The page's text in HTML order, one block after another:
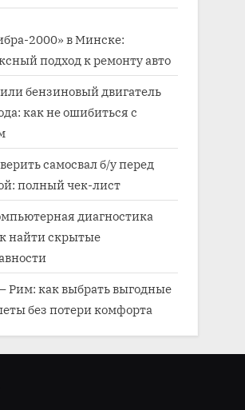
2000» в Минске:
подход к ремонту авто
бензиновый двигатель
как не ошибиться с
самосвал б/у перед
полный чек-лист
диагностика
найти скрытые
Рим: как выбрать выгодные
без потери комфорта